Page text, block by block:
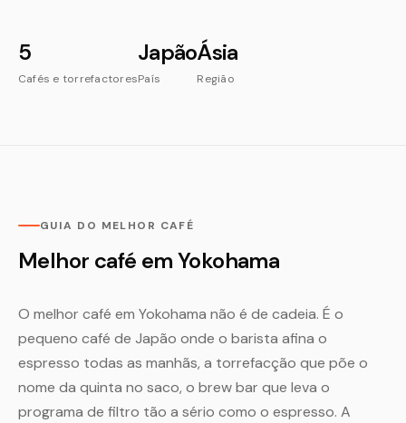
5
Cafés e torrefactores
Japão
País
Ásia
Região
GUIA DO MELHOR CAFÉ
Melhor café em Yokohama
O melhor café em Yokohama não é de cadeia. É o
pequeno café de Japão onde o barista afina o
espresso todas as manhãs, a torrefacção que põe o
nome da quinta no saco, o brew bar que leva o
programa de filtro tão a sério como o espresso. A